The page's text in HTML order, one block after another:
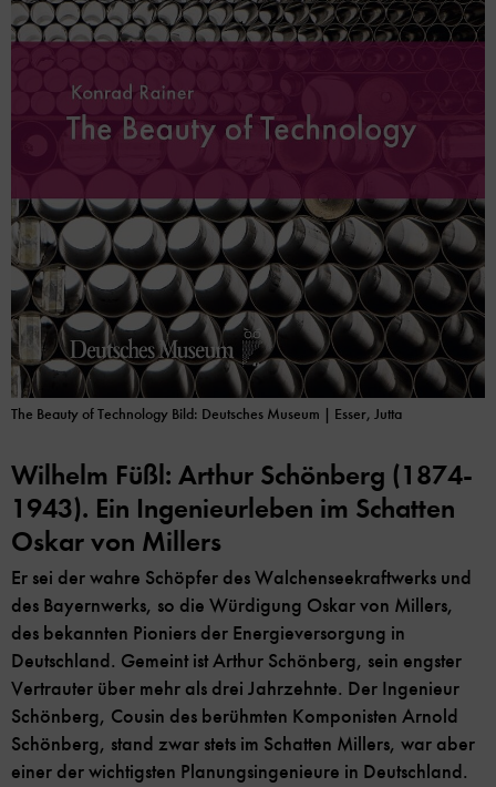
The Beauty of Technology Bild: Deutsches Museum | Esser, Jutta
Wilhelm Füßl: Arthur Schönberg (1874-
1943). Ein Ingenieurleben im Schatten
Oskar von Millers
Er sei der wahre Schöpfer des Walchenseekraftwerks und
des Bayernwerks, so die Würdigung Oskar von Millers,
des bekannten Pioniers der Energieversorgung in
Deutschland. Gemeint ist Arthur Schönberg, sein engster
Vertrauter über mehr als drei Jahrzehnte. Der Ingenieur
Schönberg, Cousin des berühmten Komponisten Arnold
Schönberg, stand zwar stets im Schatten Millers, war aber
einer der wichtigsten Planungsingenieure in Deutschland.